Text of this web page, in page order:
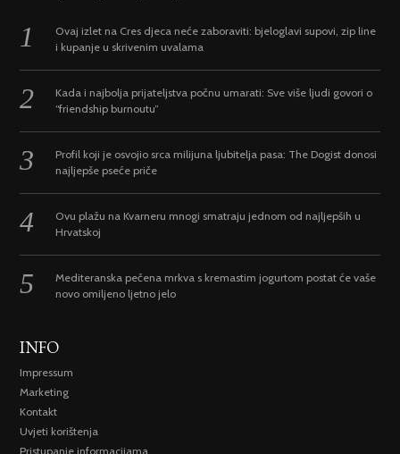
Ovaj izlet na Cres djeca neće zaboraviti: bjeloglavi supovi, zip line
i kupanje u skrivenim uvalama
Kada i najbolja prijateljstva počnu umarati: Sve više ljudi govori o
“friendship burnoutu”
Profil koji je osvojio srca milijuna ljubitelja pasa: The Dogist donosi
najljepše pseće priče
Ovu plažu na Kvarneru mnogi smatraju jednom od najljepših u
Hrvatskoj
Mediteranska pečena mrkva s kremastim jogurtom postat će vaše
novo omiljeno ljetno jelo
INFO
Impressum
Marketing
Kontakt
Uvjeti korištenja
Pristupanje informacijama